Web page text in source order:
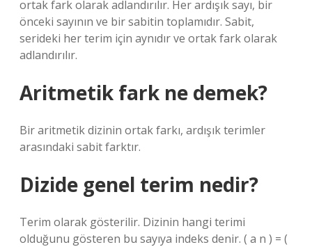
ortak fark olarak adlandırılır. Her ardışık sayı, bir
önceki sayının ve bir sabitin toplamıdır. Sabit,
serideki her terim için aynıdır ve ortak fark olarak
adlandırılır.
Aritmetik fark ne demek?
Bir aritmetik dizinin ortak farkı, ardışık terimler
arasındaki sabit farktır.
Dizide genel terim nedir?
Terim olarak gösterilir. Dizinin hangi terimi
olduğunu gösteren bu sayıya indeks denir. ( a n ) = (